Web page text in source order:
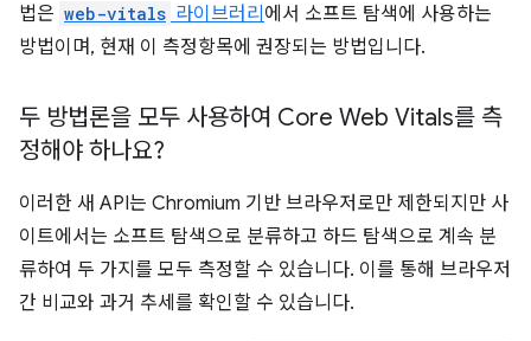
법은 web-vitals 라이브러리 에서 소프트 탐색에 사용하는
방법이며, 현재 이 측정항목에 권장되는 방법입니다.
두 방법론을 모두 사용하여 Core Web Vitals를 측
정해야 하나요?
이러한 새 API는 Chromium 기반 브라우저로만 제한되지만 사
이트에서는 소프트 탐색으로 분류하고 하드 탐색으로 계속 분
류하여 두 가지를 모두 측정할 수 있습니다. 이를 통해 브라우저
간 비교와 과거 추세를 확인할 수 있습니다.